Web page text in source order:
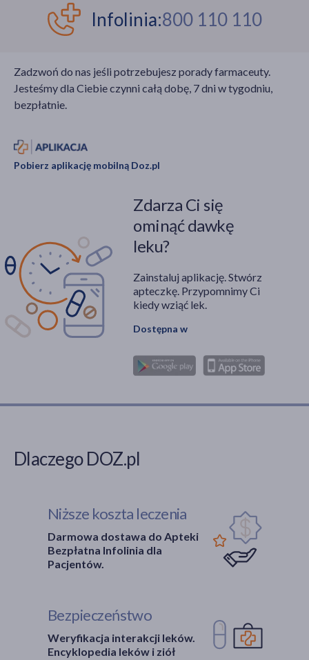
Infolinia:800 110 110
Zadzwoń do nas jeśli potrzebujesz porady farmaceuty.
Jesteśmy dla Ciebie czynni całą dobę, 7 dni w tygodniu,
bezpłatnie.
Pobierz aplikację mobilną Doz.pl
Zdarza Ci się
ominąć dawkę
leku?
Zainstaluj aplikację. Stwórz
apteczkę. Przypomnimy Ci
kiedy wziąć lek.
Dostępna w
Dlaczego DOZ.pl
Niższe koszta leczenia
Darmowa dostawa do Apteki
Bezpłatna Infolinia dla
Pacjentów.
Bezpieczeństwo
Weryfikacja interakcji leków.
Encyklopedia leków i ziół